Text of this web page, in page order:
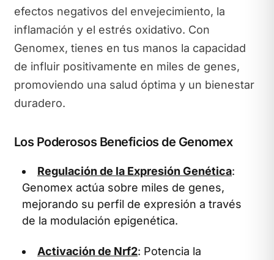
efectos negativos del envejecimiento, la
inflamación y el estrés oxidativo. Con
Genomex, tienes en tus manos la capacidad
de influir positivamente en miles de genes,
promoviendo una salud óptima y un bienestar
duradero.
Los Poderosos Beneficios de Genomex
Regulación de la Expresión Genética:
Genomex actúa sobre miles de genes,
mejorando su perfil de expresión a través
de la modulación epigenética.
Activación de Nrf2: Potencia la